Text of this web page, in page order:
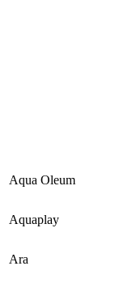
Aqua Oleum
Aquaplay
Ara